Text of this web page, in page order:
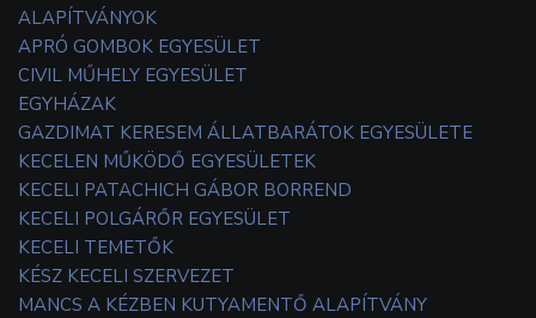
ALAPÍTVÁNYOK
APRÓ GOMBOK EGYESÜLET
CIVIL MŰHELY EGYESÜLET
EGYHÁZAK
GAZDIMAT KERESEM ÁLLATBARÁTOK EGYESÜLETE
KECELEN MŰKÖDŐ EGYESÜLETEK
KECELI PATACHICH GÁBOR BORREND
KECELI POLGÁRŐR EGYESÜLET
KECELI TEMETŐK
KÉSZ KECELI SZERVEZET
MANCS A KÉZBEN KUTYAMENTŐ ALAPÍTVÁNY